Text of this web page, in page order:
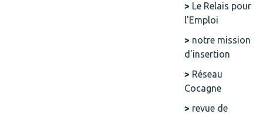
Le Relais pour
l'Emploi
notre mission
d'insertion
Réseau
Cocagne
revue de